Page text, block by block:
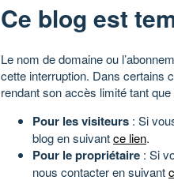
Ce blog est
Le nom de domaine ou
cette interruption. Dans certains
rendant son accès limité tant
Pour les visiteurs : Si
blog en suivantce lien.
Pour le propriétaire : Si
nous contacter en suivant